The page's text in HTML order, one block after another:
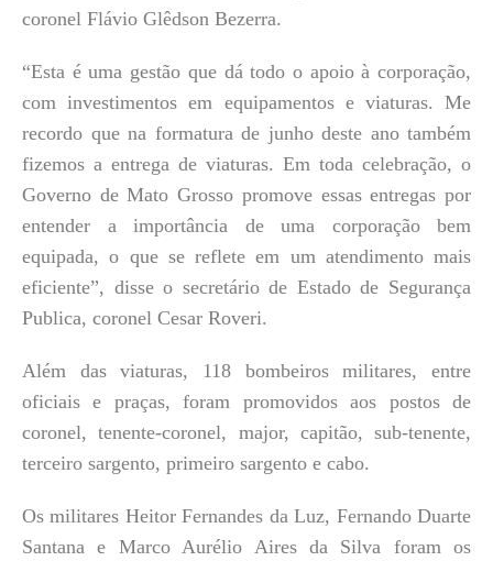
coronel Flávio Glêdson Bezerra.
“Esta é uma gestão que dá todo o apoio à corporação,
com investimentos em equipamentos e viaturas. Me
recordo que na formatura de junho deste ano também
fizemos a entrega de viaturas. Em toda celebração, o
Governo de Mato Grosso promove essas entregas por
entender a importância de uma corporação bem
equipada, o que se reflete em um atendimento mais
eficiente”, disse o secretário de Estado de Segurança
Publica, coronel Cesar Roveri.
Além das viaturas, 118 bombeiros militares, entre
oficiais e praças, foram promovidos aos postos de
coronel, tenente-coronel, major, capitão, sub-tenente,
terceiro sargento, primeiro sargento e cabo.
Os militares Heitor Fernandes da Luz, Fernando Duarte
Santana e Marco Aurélio Aires da Silva foram os